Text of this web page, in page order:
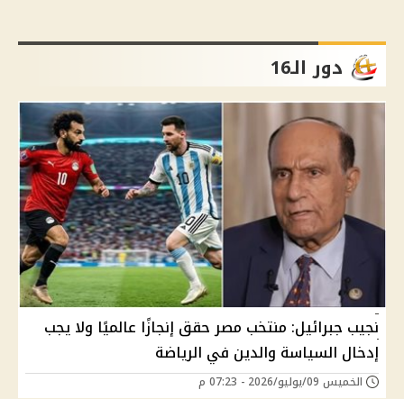
دور الـ16
نجيب جبرائيل: منتخب مصر حقق إنجازًا عالميًا ولا يجب
إدخال السياسة والدين في الرياضة
الخميس 09/يوليو/2026 - 07:23 م